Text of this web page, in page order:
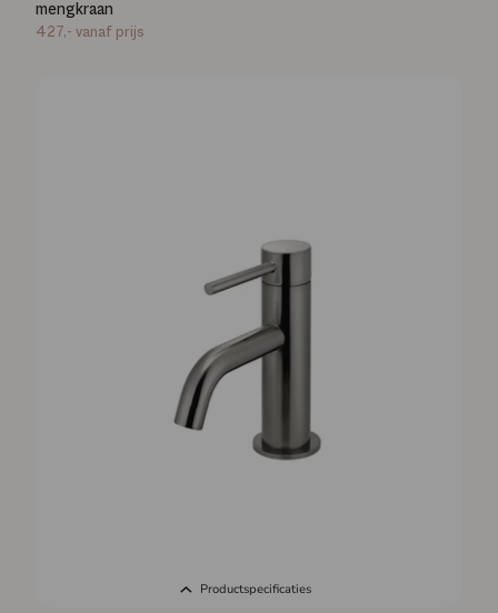
mengkraan
427,- vanaf prijs
Productspecificaties